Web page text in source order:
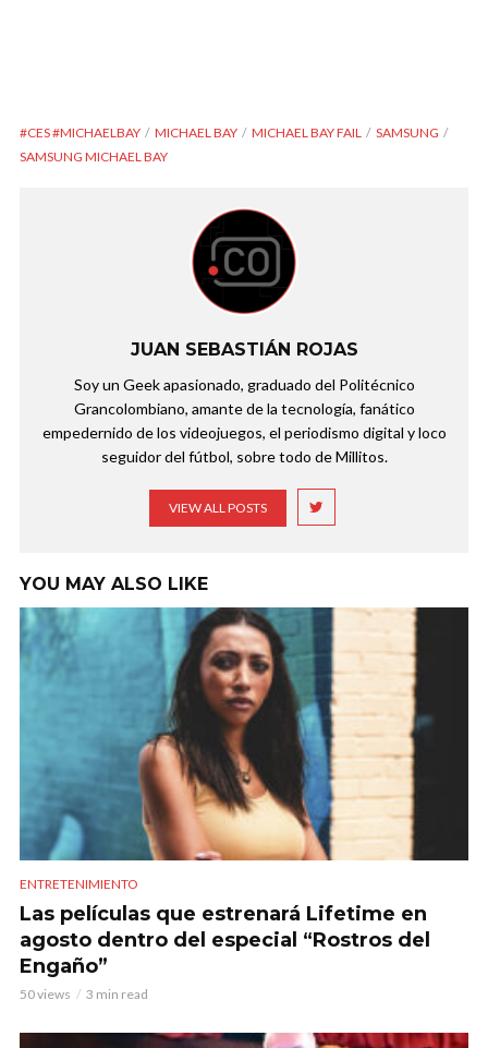
#CES #MICHAELBAY MICHAEL BAY MICHAEL BAY FAIL
SAMSUNG
SAMSUNG MICHAEL BAY
JUAN SEBASTIÁN ROJAS
Soy un Geek apasionado, graduado del Politécnico
Grancolombiano, amante de la tecnología, fanático
empedernido de los videojuegos, el periodismo digital y loco
seguidor del fútbol, sobre todo de Millitos.
VIEW ALL POSTS
YOU MAY ALSO LIKE
ENTRETENIMIENTO
Las películas que estrenará Lifetime en
agosto dentro del especial “Rostros del
Engaño”
50 views 3 min read